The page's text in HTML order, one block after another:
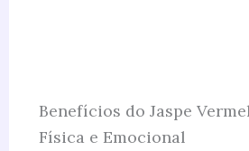
Benefícios do Jaspe
Física e Emocional